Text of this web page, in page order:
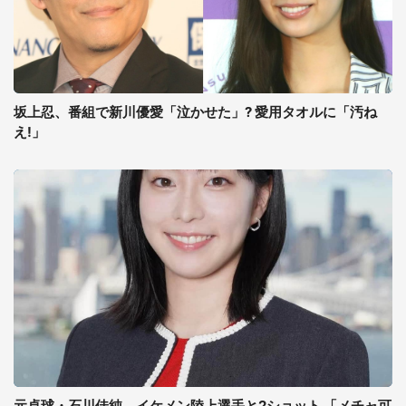
坂上忍、番組で新川優愛「泣かせた」? 愛用タオルに「汚ね
え!」